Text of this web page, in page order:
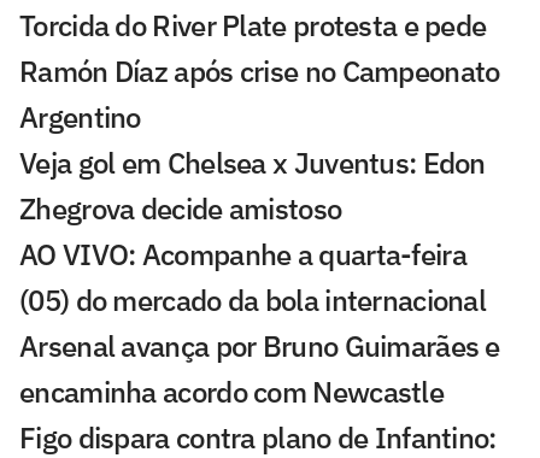
Torcida do River Plate protesta e pede
Ramón Díaz após crise no Campeonato
Argentino
Veja gol em Chelsea x Juventus: Edon
Zhegrova decide amistoso
AO VIVO: Acompanhe a quarta-feira
(05) do mercado da bola internacional
Arsenal avança por Bruno Guimarães e
encaminha acordo com Newcastle
Figo dispara contra plano de Infantino: